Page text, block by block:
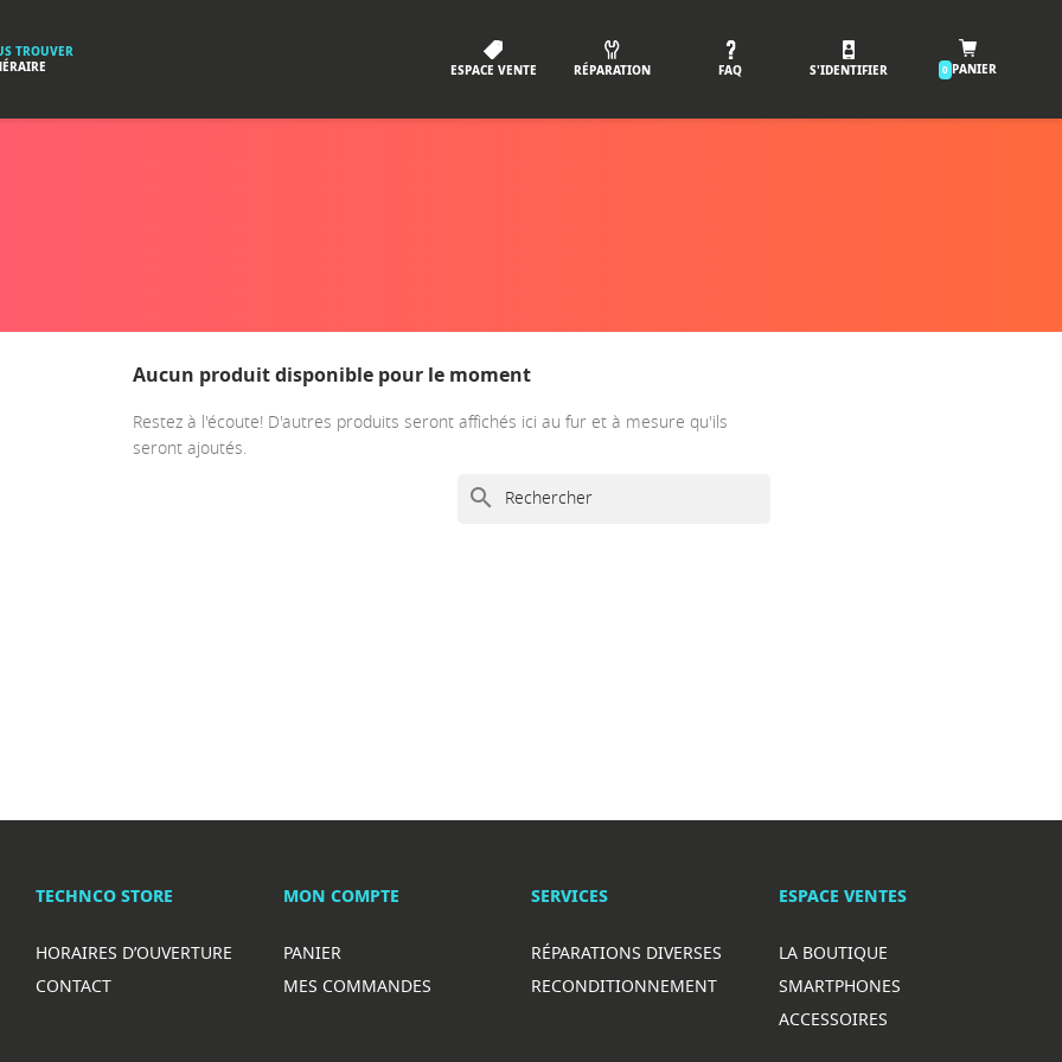
TROUVER
ESPACE VENTE RÉPARATION FAQ S'IDENTIFIER 0 PANIER
Aucun produit disponible pour le moment
Restez à l'écoute! D'autres produits seront affichés ici au fur et à mesure qu'ils
seront ajoutés.
search
TECHNCO STORE
HORAIRES D’OUVERTURE
CONTACT
MON COMPTE
PANIER
MES COMMANDES
SERVICES
RÉPARATIONS DIVERSES
RECONDITIONNEMENT
ESPACE VENTES
LA BOUTIQUE
SMARTPHONES
ACCESSOIRES